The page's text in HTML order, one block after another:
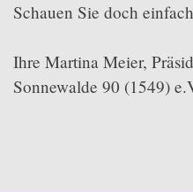
Schauen Sie doch
Ihre Martina Meier,
Sonnewalde 90 (1549)